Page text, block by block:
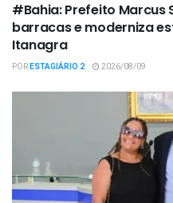
#Bahia: Prefeito
barracas e moderniza
Itanagra
PORESTAGIÁRIO 2 2026/08/09